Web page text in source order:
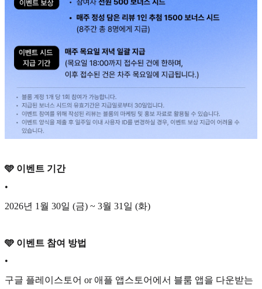
🩵 이벤트 기간
•
2026년 1월 30일 (금) ~ 3월 31일 (화)
🩵 이벤트 참여 방법
•
구글 플레이스토어 or 애플 앱스토어에서 블룸 앱을 다운받는